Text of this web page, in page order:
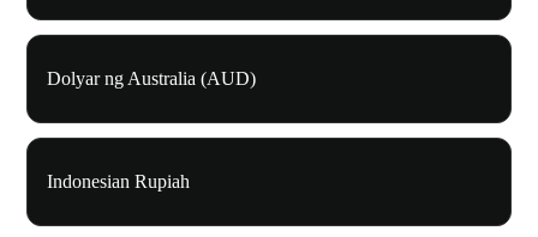
Dolyar ng Australia (AUD)
Indonesian Rupiah